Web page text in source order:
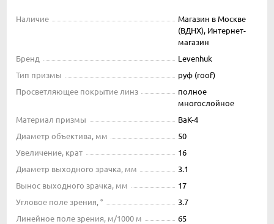
Наличие
Магазин в Москве
(ВДНХ), Интернет-
магазин
Бренд
Levenhuk
Тип призмы
руф (roof)
Просветляющее покрытие линз
полное
многослойное
Материал призмы
BaK-4
Диаметр объектива, мм
50
Увеличение, крат
16
Диаметр выходного зрачка, мм
3.1
Вынос выходного зрачка, мм
17
Угловое поле зрения, °
3.7
Линейное поле зрения, м/1000 м
65